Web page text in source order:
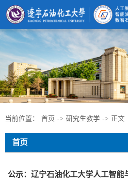
当前位置： 首页 -> 研究生教学 -> 正文
首页
公示：辽宁石油化工大学人工智能